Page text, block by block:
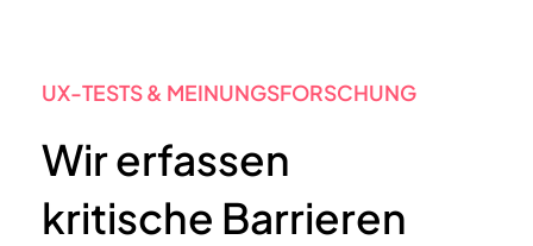
UX-TESTS & MEINUNGSFORSCHUNG
Wir erfassen
kritische Barrieren